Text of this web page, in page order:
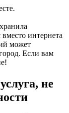
интернета
может
Если вам
не